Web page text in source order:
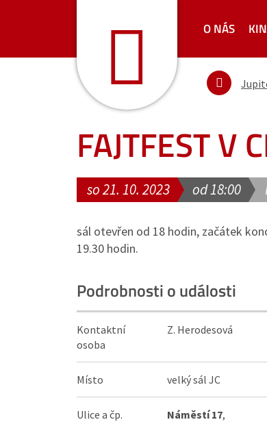
O NÁS
FAJTFEST V
so 21. 10. 2023 od 18:00
sál otevřen od 18 hodin, začátek
19.30 hodin.
Podrobnosti o události
Kontaktní
osoba
Z. Herodesová
Místo velký sál JC
Ulice a čp. Náměstí 17,